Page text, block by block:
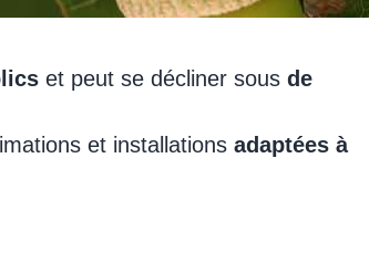
et peut se décliner sous de
et installations adaptées à